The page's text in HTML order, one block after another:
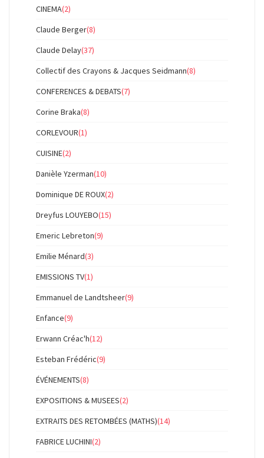
CINEMA(2)
Claude Berger(8)
Claude Delay(37)
Collectif des Crayons & Jacques Seidmann(8)
CONFERENCES & DEBATS(7)
Corine Braka(8)
CORLEVOUR(1)
CUISINE(2)
Danièle Yzerman(10)
Dominique DE ROUX(2)
Dreyfus LOUYEBO(15)
Emeric Lebreton(9)
Emilie Ménard(3)
EMISSIONS TV(1)
Emmanuel de Landtsheer(9)
Enfance(9)
Erwann Créac'h(12)
Esteban Frédéric(9)
ÉVÉNEMENTS(8)
EXPOSITIONS & MUSEES(2)
EXTRAITS DES RETOMBÉES (MATHS)(14)
FABRICE LUCHINI(2)